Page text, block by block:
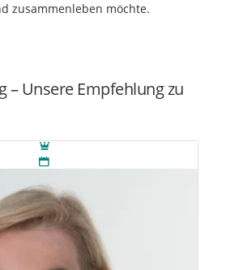
zusammenleben möchte.
– Unsere Empfehlung zu